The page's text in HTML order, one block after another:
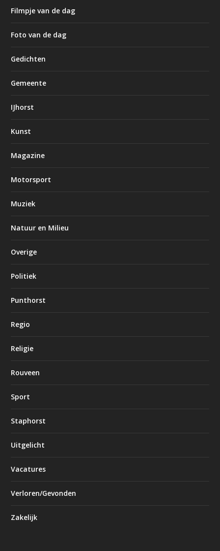
Filmpje van de dag
Foto van de dag
Gedichten
Gemeente
IJhorst
Kunst
Magazine
Motorsport
Muziek
Natuur en Milieu
Overige
Politiek
Punthorst
Regio
Religie
Rouveen
Sport
Staphorst
Uitgelicht
Vacatures
Verloren/Gevonden
Zakelijk